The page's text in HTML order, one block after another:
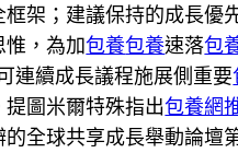
框架；建議保持的成長優
惟，為加包養包養速落包
連續成長議程施展側重要
提圖米爾特殊指出包養網
的全球共享成長舉動論壇